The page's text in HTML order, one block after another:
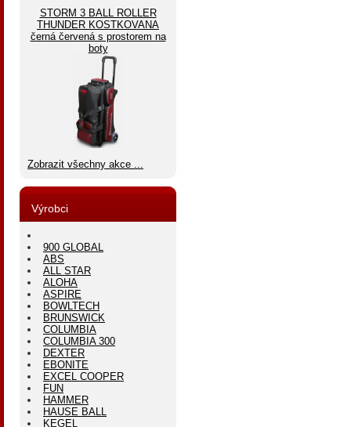
STORM 3 BALL ROLLER
THUNDER KOSTKOVANA
černá červená s prostorem na
boty
Zobrazit všechny akce ...
Výrobci
900 GLOBAL
ABS
ALL STAR
ALOHA
ASPIRE
BOWLTECH
BRUNSWICK
COLUMBIA
COLUMBIA 300
DEXTER
EBONITE
EXCEL COOPER
FUN
HAMMER
HAUSE BALL
KEGEL